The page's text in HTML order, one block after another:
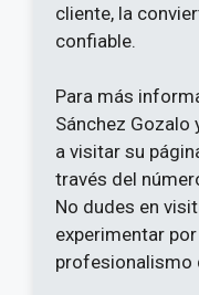
cliente, la
confiable.
Para más
Sánchez Gozalo
a visitar su
través del
No dudes en
experimentar
profesionalismo